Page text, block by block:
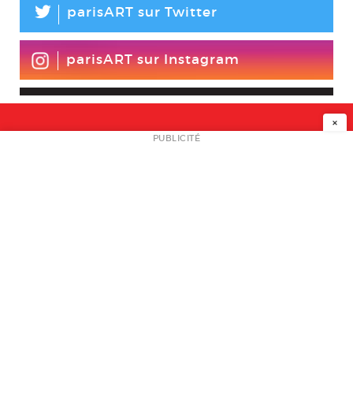
L parisART sur Twitter
parisART sur Instagram
NEWSLETTER
×
PUBLICITÉ